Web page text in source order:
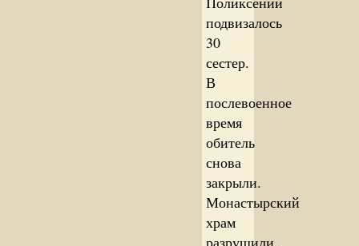
подвизалось
30
сестер.
В
послевоенное
время
обитель
снова
закрыли.
Монастырский
храм